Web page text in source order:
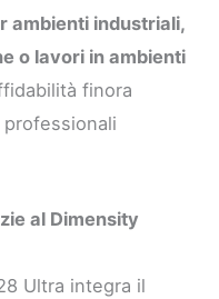
ambienti industriali,
o lavori in ambienti
finora
al Dimensity
Ultra integra il